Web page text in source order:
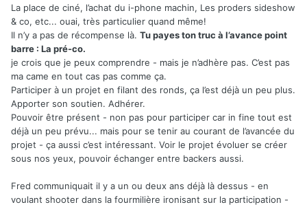
La place de ciné, l’achat du i-phone machin, Les proders sideshow
& co, etc... ouai, très particulier quand même!
Il n’y a pas de récompense là. Tu payes ton truc à l’avance point
barre : La pré-co.
je crois que je peux comprendre - mais je n’adhère pas. C’est pas
ma came en tout cas pas comme ça.
Participer à un projet en filant des ronds, ça l’est déjà un peu plus.
Apporter son soutien. Adhérer.
Pouvoir être présent - non pas pour participer car in fine tout est
déjà un peu prévu... mais pour se tenir au courant de l’avancée du
projet - ça aussi c’est intéressant. Voir le projet évoluer se créer
sous nos yeux, pouvoir échanger entre backers aussi.
Fred communiquait il y a un ou deux ans déjà là dessus - en
voulant shooter dans la fourmilière ironisant sur la participation -